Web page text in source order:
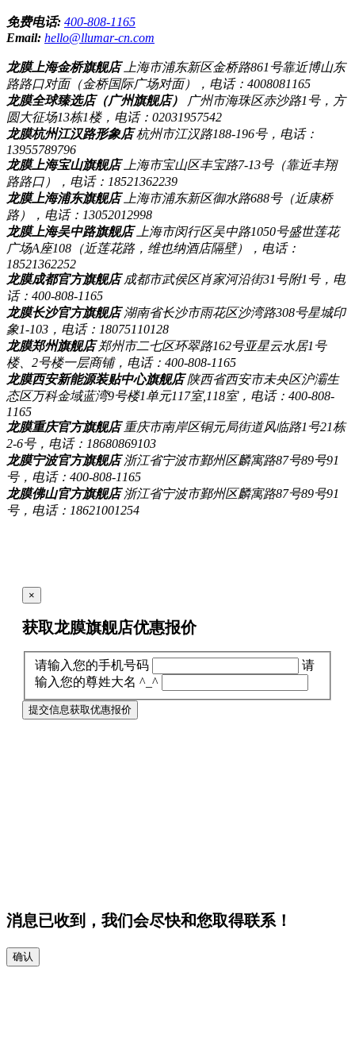
免费电话: 400-808-1165
Email: hello@llumar-cn.com
龙膜上海金桥旗舰店 上海市浦东新区金桥路861号靠近博山东
路路口对面（金桥国际广场对面），电话：4008081165
龙膜全球臻选店（广州旗舰店）
广州市海珠区赤沙路1号，方
圆大征场13栋1楼，电话：02031957542
龙膜杭州江汉路形象店杭州市江汉路188-196号，电话：
13955789796
龙膜上海宝山旗舰店 上海市宝山区丰宝路7-13号（靠近丰翔
路路口），电话：18521362239
龙膜上海浦东旗舰店 上海市浦东新区御水路688号（近康桥
路），电话：13052012998
龙膜上海吴中路旗舰店 上海市闵行区吴中路1050号盛世莲花
广场A座108（近莲花路，维也纳酒店隔壁），电话：
18521362252
龙膜成都官方旗舰店成都市武侯区肖家河沿街31号附1号，电
话：400-808-1165
龙膜长沙官方旗舰店湖南省长沙市雨花区沙湾路308号星城印
象1-103，电话：18075110128
龙膜郑州旗舰店郑州市二七区环翠路162号亚星云水居1号
楼、2号楼一层商铺，电话：400-808-1165
龙膜西安新能源装贴中心旗舰店陕西省西安市未央区沪灞生
态区万科金域蓝湾9号楼1单元117室,118室，电话：400-808-
1165
龙膜重庆官方旗舰店重庆市南岸区铜元局街道风临路1号21栋
2-6号，电话：18680869103
龙膜宁波官方旗舰店浙江省宁波市鄞州区麟寓路87号89号91
号，电话：400-808-1165
龙膜佛山官方旗舰店浙江省宁波市鄞州区麟寓路87号89号91
号，电话：18621001254
×
获取龙膜旗舰店优惠报价
请输入您的手机号码
请
输入您的尊姓大名 ^_^
提交信息获取优惠报价
消息已收到，我们会尽快和您取得联系！
确认